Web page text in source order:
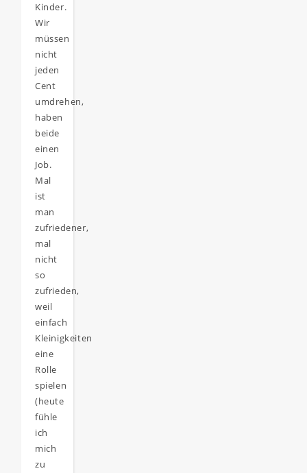
Kinder.
Wir
müssen
nicht
jeden
Cent
umdrehen,
haben
beide
einen
Job.
Mal
ist
man
zufriedener,
mal
nicht
so
zufrieden,
weil
einfach
Kleinigkeiten
eine
Rolle
spielen
(heute
fühle
ich
mich
zu